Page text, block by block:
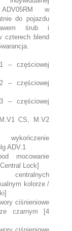
w
do pojazdu
śrub i
czterech blend
– częściowej
– częściowej
– częściowej
CS, M.V2
ADV.1
mocowanie
Lock]
kolorze /
ciśnieniowe
czarnym [4